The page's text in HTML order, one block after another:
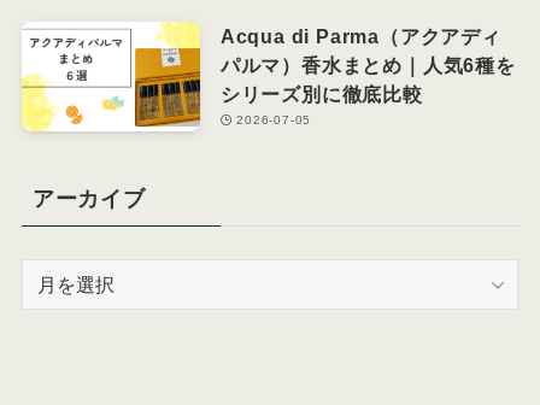
Acqua di Parma（アクアディ
パルマ）香水まとめ｜人気6種を
シリーズ別に徹底比較
2026-07-05
アーカイブ